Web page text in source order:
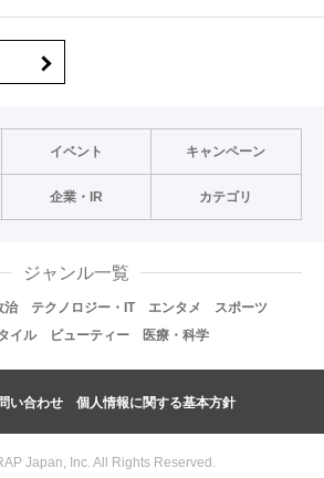
イベント キャンペーン
企業・IR カテゴリ
ジャンル一覧
治 テクノロジー・IT エンタメ
スポーツ
イル
ビューティー 医療・科学
い合わせ 個人情報に関する基本方針
Japan, Inc. All Rights Reserved.